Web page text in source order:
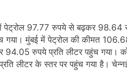
में पेट्रोल 97.77 रुपये से बढ़कर
गया। मुंबई में पेट्रोल की कीमत
रुपये प्रति लीटर पहुंच गया।
लीटर के स्तर पर पहुंच गया है।